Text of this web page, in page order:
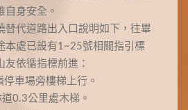
自身安全。
替代道路出入口說明如下，往畢
本處已設有1~25號相關指引標
友依循指標前進：
停車場旁樓梯上行。
0.3公里處木梯。